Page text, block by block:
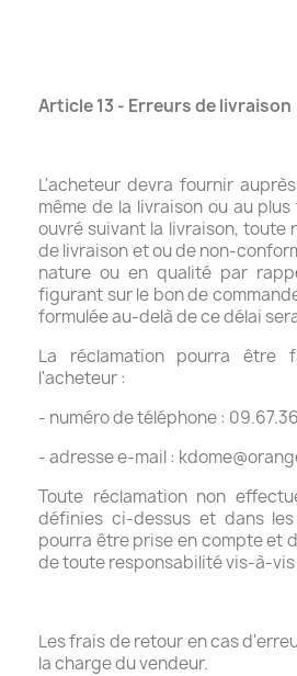
Article 13 - Erreurs de livraison
L'acheteur devra fournir
même de la livraison ou au
ouvré suivant la livraison, toute
de livraison et ou de non-
nature ou en qualité par
figurant sur le bon de
formulée au-delà de ce délai
La réclamation pourra être
l'acheteur :
- numéro de téléphone :
- adresse e-mail :
Toute réclamation non
définies ci-dessus et dans
pourra être prise en compte et
de toute responsabilité vis-à-
Les frais de retour en cas
la charge du vendeur.